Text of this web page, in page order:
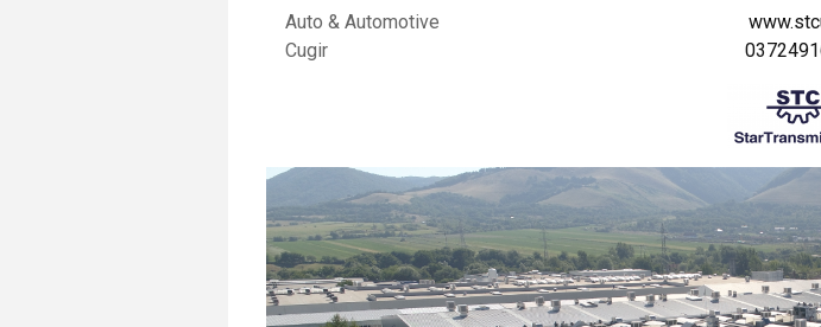
Auto & Automotive
Cugir